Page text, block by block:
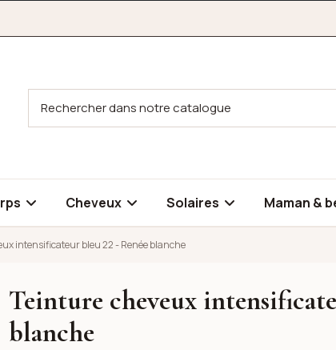
Cheveux Solaires Maman &
intensificateur bleu 22 - Renée blanche
22 - Renée blanche
Teinture cheveux
blanche